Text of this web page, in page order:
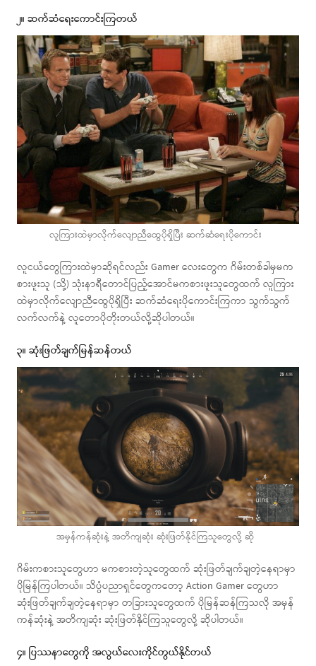
၂။ ဆက်ဆံရေးကောင်းကြတယ်
လူကြားထဲမှာလိုက်လျောညီထွေပိုရှိပြီး ဆက်ဆံရေးပိုကောင်း
လူငယ်တွေကြားထဲမှာဆိုရင်လည်း Gamer လေးတွေက ဂိမ်းတစ်ခါမှမက
စားဖူးသူ (သို့) သုံးနာရီတောင်ပြည့်အောင်မကစားဖူးသူတွေထက် လူကြား
ထဲမှာလိုက်လျောညီထွေပိုရှိပြီး ဆက်ဆံရေးပိုကောင်းကြကာ သွက်သွက်
လက်လက်နဲ့ လူတောပိုတိုးတယ်လို့ဆိုပါတယ်။
၃။ ဆုံးဖြတ်ချက်မြန်ဆန်တယ်
အမှန်ကန်ဆုံးနဲ့ အတိကျဆုံး ဆုံးဖြတ်နိုင်ကြသူတွေလို့ ဆို
ဂိမ်းကစားသူတွေဟာ မကစားတဲ့သူတွေထက် ဆုံးဖြတ်ချက်ချတဲ့နေရာမှာ
ပိုမြန်ကြပါတယ်။ သိပ္ပံပညာရှင်တွေကတော့ Action Gamer တွေဟာ
ဆုံးဖြတ်ချက်ချတဲ့နေရာမှာ တခြားသူတွေထက် ပိုမြန်ဆန်ကြသလို အမှန်
ကန်ဆုံးနဲ့ အတိကျဆုံး ဆုံးဖြတ်နိုင်ကြသူတွေလို့ ဆိုပါတယ်။
၄။ ပြဿနာတွေကို အလွယ်လေးကိုင်တွယ်နိုင်တယ်